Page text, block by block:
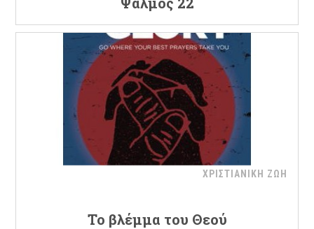
ΧΡΙΣΤΙΑΝΙΚΗ ΖΩΗ
Το βλέμμα του Θεού